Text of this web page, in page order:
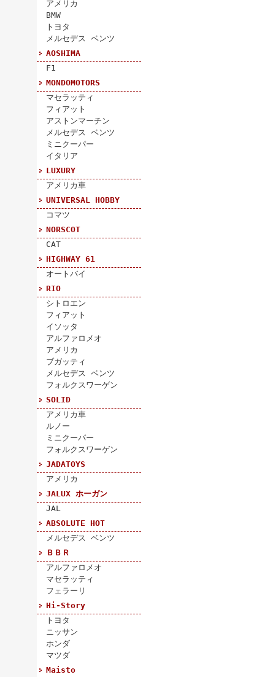
アメリカ
BMW
トヨタ
メルセデス ベンツ
AOSHIMA
F1
MONDOMOTORS
マセラッティ
フィアット
アストンマーチン
メルセデス ベンツ
ミニクーパー
イタリア
LUXURY
アメリカ車
UNIVERSAL HOBBY
コマツ
NORSCOT
CAT
HIGHWAY 61
オートバイ
RIO
シトロエン
フィアット
イソッタ
アルファロメオ
アメリカ
ブガッティ
メルセデス ベンツ
フォルクスワーゲン
SOLID
アメリカ車
ルノー
ミニクーパー
フォルクスワーゲン
JADATOYS
アメリカ
JALUX ホーガン
JAL
ABSOLUTE HOT
メルセデス ベンツ
ＢＢＲ
アルファロメオ
マセラッティ
フェラーリ
Hi-Story
トヨタ
ニッサン
ホンダ
マツダ
Maisto